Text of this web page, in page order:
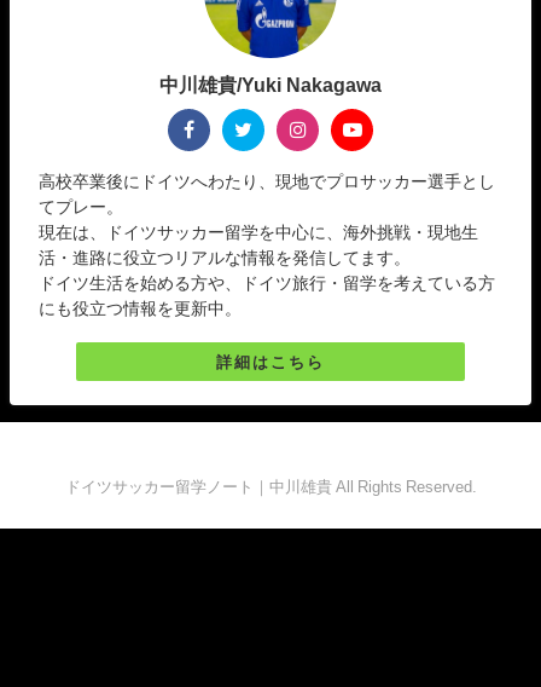
中川雄貴/Yuki Nakagawa
高校卒業後にドイツへわたり、現地でプロサッカー選手とし
てプレー。
現在は、ドイツサッカー留学を中心に、海外挑戦・現地生
活・進路に役立つリアルな情報を発信してます。
ドイツ生活を始める方や、ドイツ旅行・留学を考えている方
にも役立つ情報を更新中。
詳細はこちら
ドイツサッカー留学ノート｜中川雄貴 All Rights Reserved.